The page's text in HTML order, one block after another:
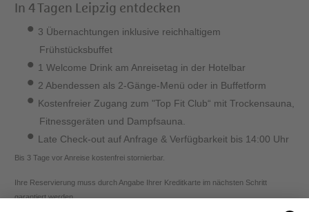
In 4 Tagen Leipzig entdecken
3 Übernachtungen inklusive reichhaltigem
Frühstücksbuffet
1 Welcome Drink am Anreisetag in der Hotelbar
2 Abendessen als 2-Gänge-Menü oder in Buffetform
Kostenfreier Zugang zum "Top Fit Club“ mit Trockensauna,
Fitnessgeräten und Dampfsauna.
Late Check-out auf Anfrage & Verfügbarkeit bis 14:00 Uhr
Bis 3 Tage vor Anreise kostenfrei stornierbar.
Ihre Reservierung muss durch Angabe Ihrer Kreditkarte im nächsten Schritt
garantiert werden.